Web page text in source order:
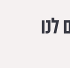
לנו